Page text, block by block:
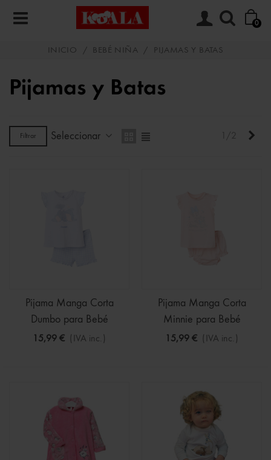
0
INICIO / BEBÉ NIÑA / PIJAMAS Y BATAS
Pijamas y Batas
Filtrar Seleccionar 1/2
Pijama Manga Corta
Dumbo para Bebé
15,99 € (IVA inc.)
Pijama Manga Corta
Minnie para Bebé
15,99 € (IVA inc.)